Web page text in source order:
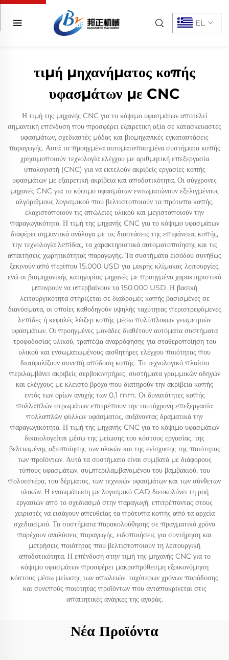
EL
τιμή μηχανήματος κοπής
υφασμάτων με CNC
Η τιμή της μηχανής CNC για το κόψιμο υφασμάτων αποτελεί
σημαντική επένδυση που προσφέρει εξαιρετική αξία σε κατασκευαστές
υφασμάτων, σχεδιαστές μόδας και βιομηχανικές εγκαταστάσεις
παραγωγής. Αυτά τα προηγμένα αυτοματοποιημένα συστήματα κοπής
χρησιμοποιούν τεχνολογία ελέγχου με αριθμητική επεξεργασία
υπολογιστή (CNC) για να εκτελούν ακριβείς εργασίες κοπής
υφασμάτων με εξαιρετική ακρίβεια και αποδοτικότητα. Οι σύγχρονες
μηχανές CNC για το κόψιμο υφασμάτων ενσωματώνουν εξελιγμένους
αλγόριθμους λογισμικού που βελτιστοποιούν τα πρότυπα κοπής,
ελαχιστοποιούν τις απώλειες υλικού και μεγιστοποιούν την
παραγωγικότητα. Η τιμή της μηχανής CNC για το κόψιμο υφασμάτων
διαφέρει σημαντικά ανάλογα με τις διαστάσεις της επιφάνειας κοπής,
την τεχνολογία λεπίδας, τα χαρακτηριστικά αυτοματοποίησης και τις
απαιτήσεις χωρητικότητας παραγωγής. Τα συστήματα εισόδου συνήθως
ξεκινούν από περίπου 15.000 USD για μικρής κλίμακας λειτουργίες,
ενώ οι βιομηχανικής κατηγορίας μηχανές με προηγμένα χαρακτηριστικά
μπονρούν να υπερβαίνουν τα 150.000 USD. Η βασική
λειτουργικότητα στηρίζεται σε διαδρομές κοπής βασισμένες σε
διανύσματα, οι οποίες καθοδηγούν υψηλής ταχύτητας περιστρεφόμενες
λεπίδες ή κεφαλές λέιζερ κοπής μέσω πολύπλοκων γεωμετριών
υφασμάτων. Οι προηγμένες μονάδες διαθέτουν αυτόματα συστήματα
τροφοδοσίας υλικού, τραπέζια αναρρόφησης για σταθεροποίηση του
υλικού και ενσωματωμένους αισθητήρες ελέγχου ποιότητας που
διασφαλίζουν συνεπή απόδοση κοπής. Το τεχνολογικό πλαίσιο
περιλαμβάνει ακριβείς σερβοκινητήρες, συστήματα γραμμικών οδηγών
και ελέγχους με κλειστό βρόχο που διατηρούν την ακρίβεια κοπής
εντός των ορίων ανοχής των 0,1 mm. Οι δυνατότητες κοπής
πολλαπλών στρωμάτων επιτρέπουν την ταυτόχρονη επεξεργασία
πολλαπλών φύλλων υφάσματος, αυξάνοντας δραματικά την
παραγωγικότητα. Η τιμή της μηχανής CNC για το κόψιμο υφασμάτων
δικαιολογείται μέσω της μείωσης του κόστους εργασίας, της
βελτιωμένης αξιοποίησης των υλικών και της ενίσχυσης της ποιότητας
των προϊόντων. Αυτά τα συστήματα είναι συμβατά με διάφορους
τύπους υφασμάτων, συμπεριλαμβανομένου του βαμβακιού, του
πολυεστέρα, του δέρματος, των τεχνικών υφασμάτων και των σύνθετων
υλικών. Η ενσωμάτωση με λογισμικό CAD διευκολύνει τη ροή
εργασιών από το σχεδιασμό στην παραγωγή, επιτρέποντας στους
χειριστές να εισάγουν απευθείας τα πρότυπα κοπής από τα αρχεία
σχεδιασμού. Τα συστήματα παρακολούθησης σε πραγματικό χρόνο
παρέχουν αναλύσεις παραγωγής, ειδοποιήσεις για συντήρηση και
μετρήσεις ποιότητας που βελτιστοποιούν τη λειτουργική
αποδοτικότητα. Η επένδυση στην τιμή της μηχανής CNC για το
κόψιμο υφασμάτων προσφέρει μακροπρόθεσμη εξοικονόμηση
κόστους μέσω μείωσης των απωλειών, ταχύτερων χρόνων παράδοσης
και συνεπούς ποιότητας προϊόντων που ανταποκρίνεται στις
απαιτητικές ανάγκες της αγοράς.
Νέα Προϊόντα